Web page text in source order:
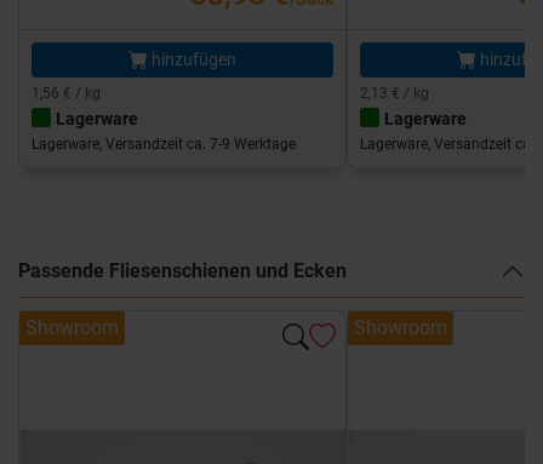
hinzufügen
1,56 € / kg
Lagerware
Lagerware, Versandzeit ca. 7-9 Werktage
2,13 € / kg
Lagerware
Lagerware, Versandzeit ca.
Passende Fliesenschienen und Ecken
Showroom Showroom